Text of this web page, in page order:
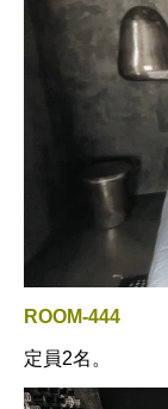
ROOM-444
定員2名。